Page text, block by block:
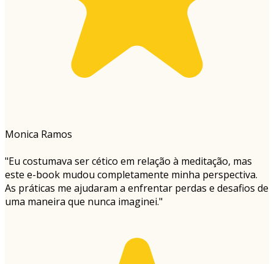
Monica Ramos
"Eu costumava ser cético em relação à meditação, mas
este e-book mudou completamente minha perspectiva.
As práticas me ajudaram a enfrentar perdas e desafios de
uma maneira que nunca imaginei."